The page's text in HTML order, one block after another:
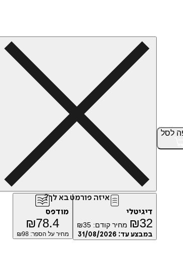
לסל
איזה פורמט בא לך?
דיגיטלי
₪32 מחיר קודם: ₪35
במבצע עד: 31/08/2026
מודפס
₪78.4
מחיר על הספר: ₪98